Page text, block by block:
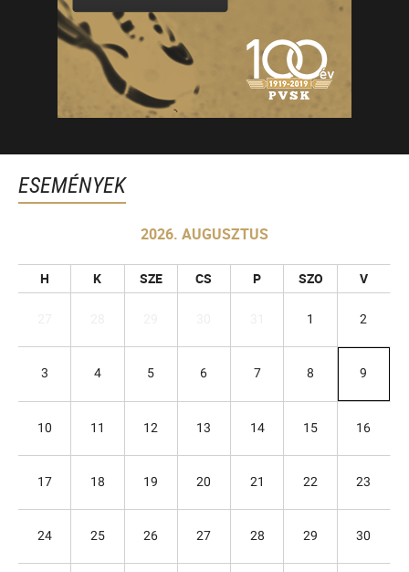
ESEMÉNYEK
2026. AUGUSZTUS
H K SZE CS P SZO V
1 2
3 4 5 6 7 8 9
10 11 12 13 14 15 16
17 18 19 20 21 22 23
24 25 26 27 28 29 30